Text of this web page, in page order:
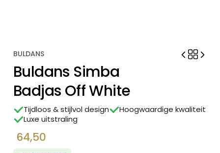
BULDANS
Buldans Simba
Badjas Off White
Tijdloos & stijlvol design
Hoogwaardige kwaliteit
Luxe uitstraling
64,50